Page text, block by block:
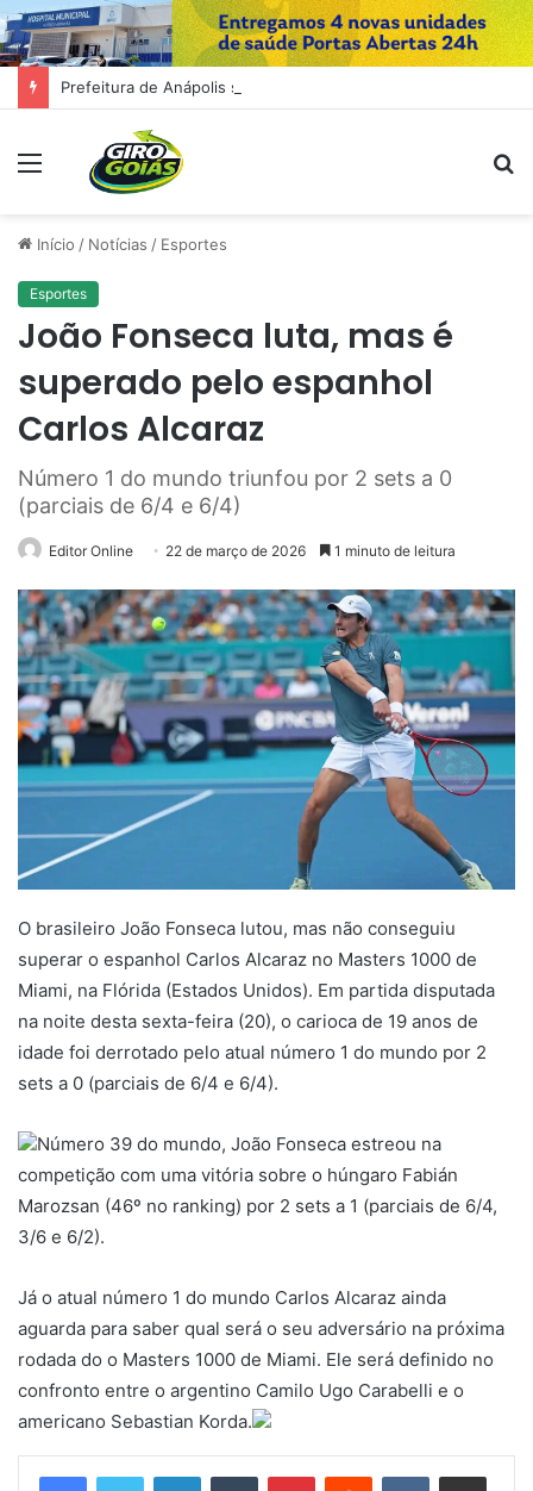
Menu
Início / Notícias / Esportes
Esportes
João Fonseca luta, mas é
superado pelo espanhol
Carlos Alcaraz
Número 1 do mundo triunfou por 2 sets a 0
(parciais de 6/4 e 6/4)
Editor Online 22 de março de 2026 1 minuto de leitura
O brasileiro João Fonseca lutou, mas não conseguiu
superar o espanhol Carlos Alcaraz no Masters 1000 de
Miami, na Flórida (Estados Unidos). Em partida disputada
na noite desta sexta-feira (20), o carioca de 19 anos de
idade foi derrotado pelo atual número 1 do mundo por 2
sets a 0 (parciais de 6/4 e 6/4).
Número 39 do mundo, João Fonseca estreou na
competição com uma vitória sobre o húngaro Fabián
Marozsan (46º no ranking) por 2 sets a 1 (parciais de 6/4,
3/6 e 6/2).
Já o atual número 1 do mundo Carlos Alcaraz ainda
aguarda para saber qual será o seu adversário na próxima
rodada do o Masters 1000 de Miami. Ele será definido no
confronto entre o argentino Camilo Ugo Carabelli e o
americano Sebastian Korda.
LinkedinTumblr PinterestReddit VK Compartilhar via e-mail